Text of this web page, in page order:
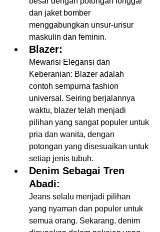
dan jaket bomber
menggabungkan unsur-unsur
maskulin dan feminin.
Blazer:
Mewarisi Elegansi dan
Keberanian: Blazer adalah
contoh sempurna fashion
universal. Seiring berjalannya
waktu, blazer telah menjadi
pilihan yang sangat populer untuk
pria dan wanita, dengan
potongan yang disesuaikan untuk
setiap jenis tubuh.
Denim Sebagai Tren
Abadi:
Jeans selalu menjadi pilihan
yang nyaman dan populer untuk
semua orang. Sekarang, denim